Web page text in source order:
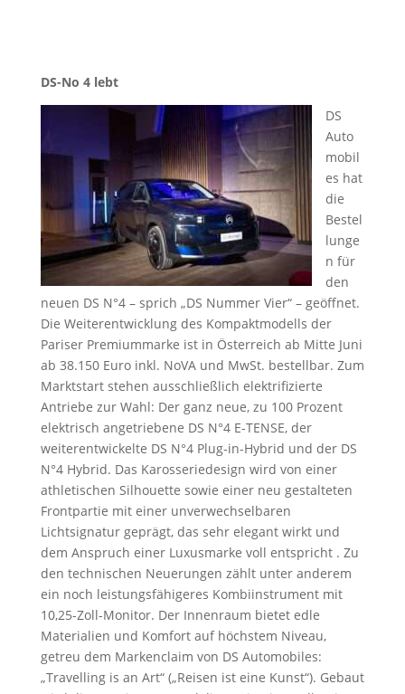
DS-No 4 lebt
DS
Auto
mobil
es hat
die
Bestel
lunge
n für
den
neuen DS N°4 – sprich „DS Nummer Vier“ – geöffnet.
Die Weiterentwicklung des Kompaktmodells der
Pariser Premiummarke ist in Österreich ab Mitte Juni
ab 38.150 Euro inkl. NoVA und MwSt. bestellbar. Zum
Marktstart stehen ausschließlich elektrifizierte
Antriebe zur Wahl: Der ganz neue, zu 100 Prozent
elektrisch angetriebene DS N°4 E-TENSE, der
weiterentwickelte DS N°4 Plug-in-Hybrid und der DS
N°4 Hybrid. Das Karosseriedesign wird von einer
athletischen Silhouette sowie einer neu gestalteten
Frontpartie mit einer unverwechselbaren
Lichtsignatur geprägt, das sehr elegant wirkt und
dem Anspruch einer Luxusmarke voll entspricht . Zu
den technischen Neuerungen zählt unter anderem
ein noch leistungsfähigeres Kombiinstrument mit
10,25-Zoll-Monitor. Der Innenraum bietet edle
Materialien und Komfort auf höchstem Niveau,
getreu dem Markenclaim von DS Automobiles:
„Travelling is an Art“ („Reisen ist eine Kunst“). Gebaut